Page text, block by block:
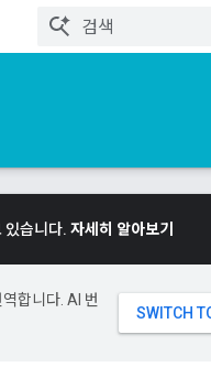
있습니다. 자세히 알아보기
합니다. AI 번